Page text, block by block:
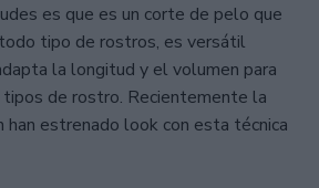
es que es un corte de pelo que
tipo de rostros, es versátil
la longitud y el volumen para
de rostro. Recientemente la
han estrenado look con esta técnica